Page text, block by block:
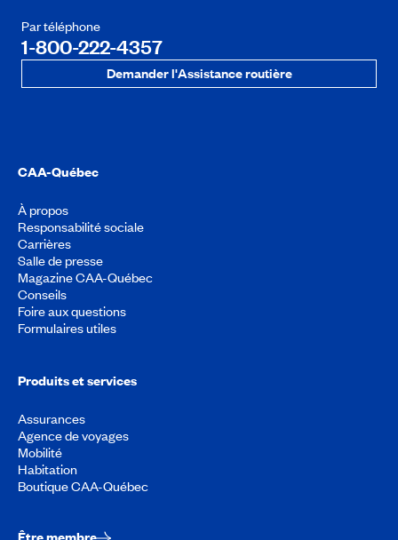
Par téléphone
1-800-222-4357
Demander l'Assistance routière
CAA-Québec
À propos
Responsabilité sociale
Carrières
Salle de presse
Magazine CAA-Québec
Conseils
Foire aux questions
Formulaires utiles
Produits et services
Assurances
Agence de voyages
Mobilité
Habitation
Boutique CAA-Québec
Être membre